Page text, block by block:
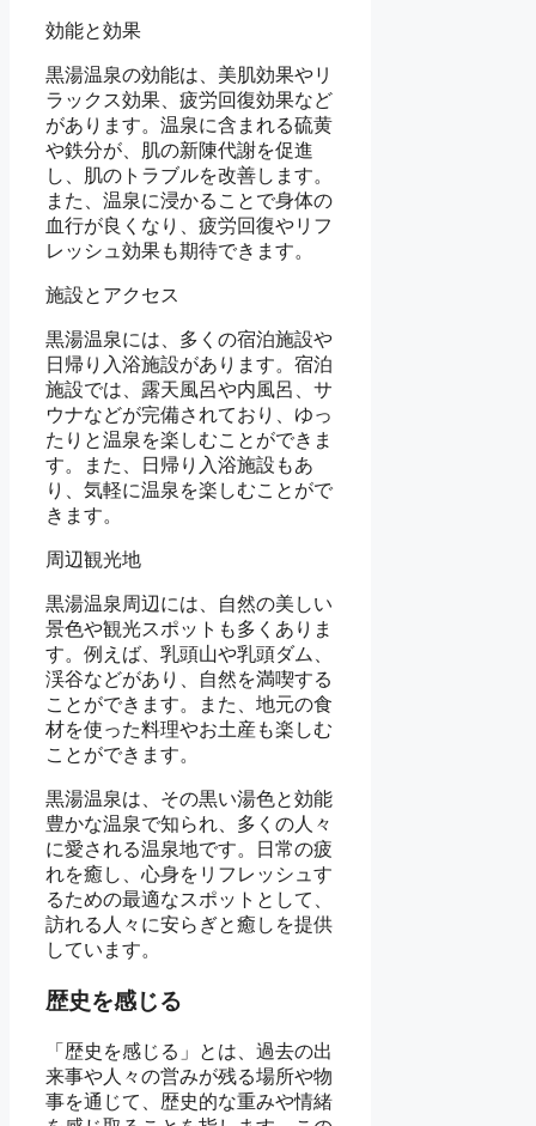
効能と効果
黒湯温泉の効能は、美肌効果やリ
ラックス効果、疲労回復効果など
があります。温泉に含まれる硫黄
や鉄分が、肌の新陳代謝を促進
し、肌のトラブルを改善します。
また、温泉に浸かることで身体の
血行が良くなり、疲労回復やリフ
レッシュ効果も期待できます。
施設とアクセス
黒湯温泉には、多くの宿泊施設や
日帰り入浴施設があります。宿泊
施設では、露天風呂や内風呂、サ
ウナなどが完備されており、ゆっ
たりと温泉を楽しむことができま
す。また、日帰り入浴施設もあ
り、気軽に温泉を楽しむことがで
きます。
周辺観光地
黒湯温泉周辺には、自然の美しい
景色や観光スポットも多くありま
す。例えば、乳頭山や乳頭ダム、
渓谷などがあり、自然を満喫する
ことができます。また、地元の食
材を使った料理やお土産も楽しむ
ことができます。
黒湯温泉は、その黒い湯色と効能
豊かな温泉で知られ、多くの人々
に愛される温泉地です。日常の疲
れを癒し、心身をリフレッシュす
るための最適なスポットとして、
訪れる人々に安らぎと癒しを提供
しています。
歴史を感じる
「歴史を感じる」とは、過去の出
来事や人々の営みが残る場所や物
事を通じて、歴史的な重みや情緒